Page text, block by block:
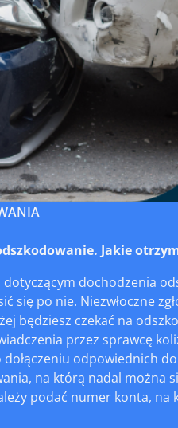
Jakie
dochodzenia
się po nie. Niezwłoczne
będziesz czekać na
przez sprawcę
odpowiednich
na którą nadal można
podać numer konta,